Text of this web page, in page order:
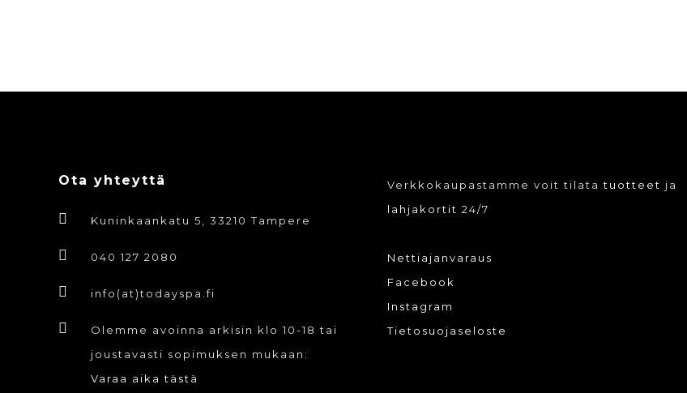
Ota yhteyttä
Kuninkaankatu 5, 33210 Tampere
040 127 2080
info(at)todayspa.fi
Olemme avoinna arkisin klo 10-18 tai
joustavasti sopimuksen mukaan:
Varaa aika tästä
Verkkokaupastamme voit tilatatuotteet ja
lahjakortit 24/7
Nettiajanvaraus
Facebook
Instagram
Tietosuojaseloste